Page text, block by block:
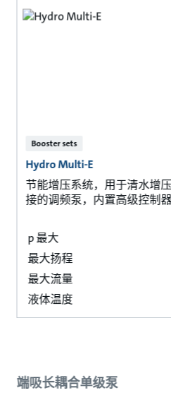
Booster sets
Hydro Multi-E
节能增压系统，用于清水增
接的调频泵，内置高级控制
p 最大
最大扬程
最大流量
液体温度
端吸长耦合单级泵